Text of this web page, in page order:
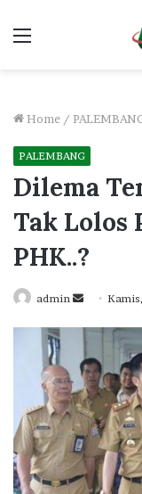
Menu
Home /
PALEMBANG
Dilema
Tak Lolos
PHK..?
admin
Send